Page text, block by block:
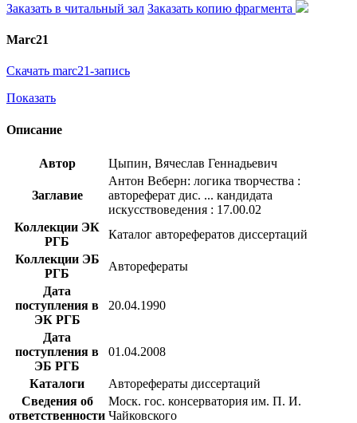
Заказать в читальный зал Заказать копию фрагмента
Marc21
Скачать marc21-запись
Показать
Описание
Автор Цыпин, Вячеслав Геннадьевич
Заглавие
Антон Веберн: логика творчества :
автореферат дис. ... кандидата
искусствоведения : 17.00.02
Коллекции ЭК
РГБ
Каталог авторефератов диссертаций
Коллекции ЭБ
РГБ
Авторефераты
Дата
поступления в
ЭК РГБ
20.04.1990
Дата
поступления в
ЭБ РГБ
01.04.2008
Каталоги
Авторефераты диссертаций
Сведения об
ответственности
Моск. гос. консерватория им. П. И.
Чайковского